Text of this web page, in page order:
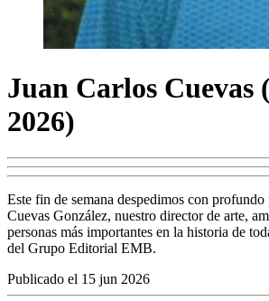
Juan Carlos Cuevas
2026)
Este fin de semana despedimos con profundo
Cuevas González, nuestro director de arte,
personas más importantes en la historia de
del Grupo Editorial EMB.
Publicado el 15 jun 2026